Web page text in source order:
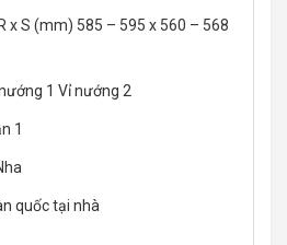
x S (mm) 585 – 595 x 560 – 568
1 Vỉ nướng 2
1
quốc tại nhà